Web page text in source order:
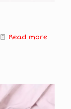
Read more